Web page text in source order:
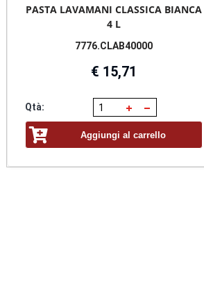
PASTA LAVAMANI CLASSICA BIANCA
4 L
7776.CLAB40000
€ 15,71
Qtà:
Aggiungi al carrello